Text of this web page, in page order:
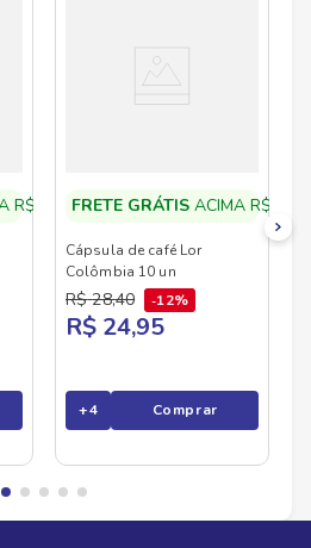
ao consumidor que busca
A marca reflete
e inovação, com
e uma linha diversa que se
Supermercados em
seu dia com sabor,
R$50,00FRETE GRÁTIS ACIMA
Cápsula de café Lor
Colômbia 10 un
R$ 28,40 12%
R$ 24,95
+4 Comprar